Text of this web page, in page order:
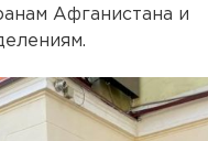
Афганистана и